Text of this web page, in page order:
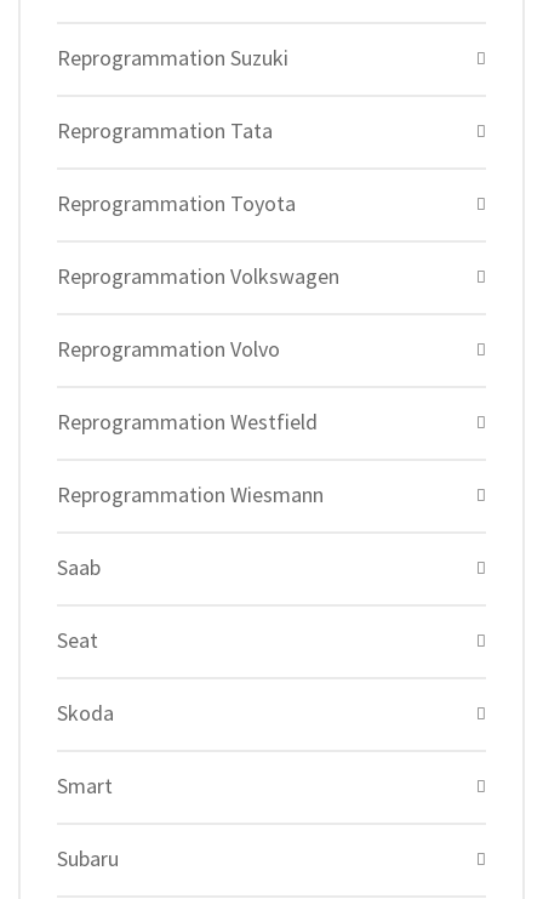
Reprogrammation Suzuki
Reprogrammation Tata
Reprogrammation Toyota
Reprogrammation Volkswagen
Reprogrammation Volvo
Reprogrammation Westfield
Reprogrammation Wiesmann
Saab
Seat
Skoda
Smart
Subaru